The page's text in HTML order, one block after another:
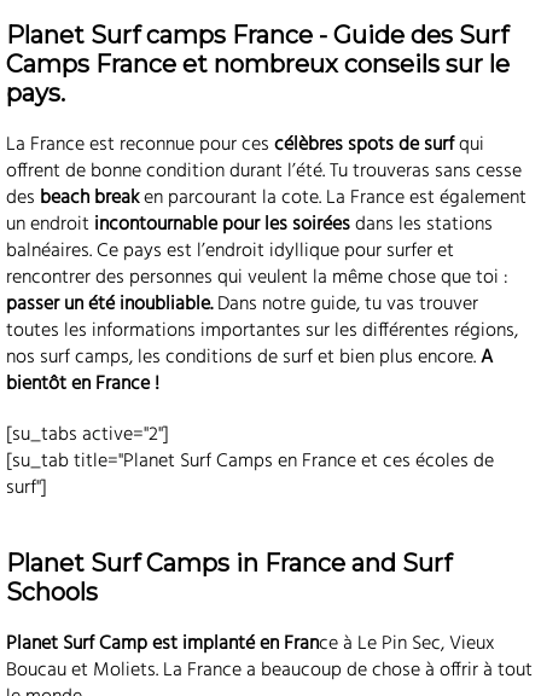
Planet Surf camps France - Guide des Surf
Camps France et nombreux conseils sur le
pays.
La France est reconnue pour cescélèbres spots de surfqui
offrent de bonne condition durant l’été. Tu trouveras sans cesse
des beach breaken parcourant la cote. La France est également
un endroit incontournable pour les soiréesdans les stations
balnéaires. Ce pays est l’endroit idyllique pour surfer et
rencontrer des personnes qui veulent la même chose que toi :
passer un été inoubliable.Dans notre guide, tu vas trouver
toutes les informations importantes sur les différentes régions,
nos surf camps, les conditions de surf et bien plus encore.A
bientôt en France !
[su_tabs active="2"]
[su_tab title="Planet Surf Camps en France et ces écoles de
surf"]
Planet Surf Camps in France and Surf
Schools
Planet Surf Camp est implanté en France à Le Pin Sec, Vieux
Boucau et Moliets. La France a beaucoup de chose à offrir à tout